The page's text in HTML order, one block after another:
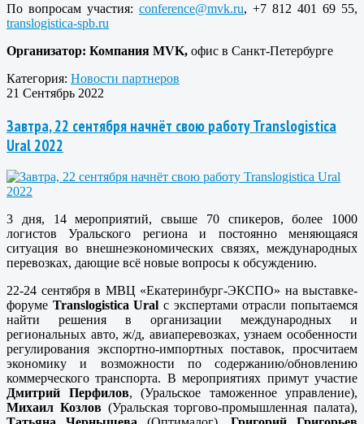
По вопросам участия: conference@mvk.ru, +7 812 401 69 55,
translogistica-spb.ru
Организатор: Компания MVK, офис в Санкт-Петербурге
Категория: Новости партнеров
21 Сентябрь 2022
Завтра, 22 сентября начнёт свою работу Translogistica
Ural 2022
3 дня, 14 мероприятий, свыше 70 спикеров, более 1000
логистов Уральского региона и постоянно меняющаяся
ситуация во внешнеэкономических связях, международных
перевозках, дающие всё новые вопросы к обсуждению.
22-24 сентября в МВЦ «Екатеринбург-ЭКСПО» на выставке-
форуме TranslogisticaUral с экспертами отрасли попытаемся
найти решения в организации международных и
региональных авто, ж/д, авиаперевозках, узнаем особенности
регулирования экспортно-импортных поставок, просчитаем
экономику и возможности по содержанию/обновлению
коммерческого транспорта. В мероприятиях примут участие
Дмитрий Перфилов, (Уральское таможенное управление),
Михаил Козлов(Уральская торгово-промышленная палата),